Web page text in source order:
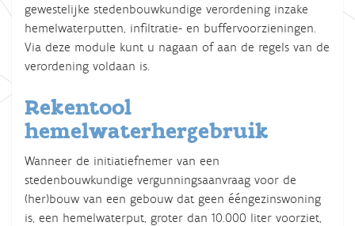
gewestelijke stedenbouwkundige verordening inzake
hemelwaterputten, infiltratie- en buffervoorzieningen.
Via deze module kunt u nagaan of aan de regels van de
verordening voldaan is.
Rekentool
hemelwaterhergebruik
Wanneer de initiatiefnemer van een
stedenbouwkundige vergunningsaanvraag voor de
(her)bouw van een gebouw dat geen ééngezinswoning
is, een hemelwaterput, groter dan 10.000 liter voorziet,